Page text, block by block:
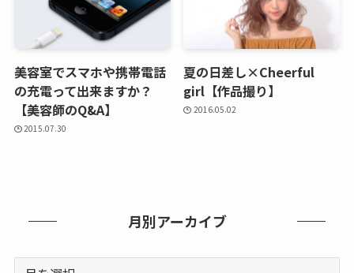
美容室でスマホや携帯電話
の充電って出来ますか？
【美容師のQ&A】
2015.07.30
夏の日差し×Cheerful
girl【作品撮り】
2016.05.02
月別アーカイブ